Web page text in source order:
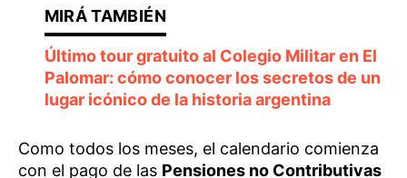
Último tour gratuito al Colegio Militar en El
Palomar: cómo conocer los secretos de un
lugar icónico de la historia argentina
Como todos los meses, el calendario comienza
con el pago de las Pensiones no Contributivas